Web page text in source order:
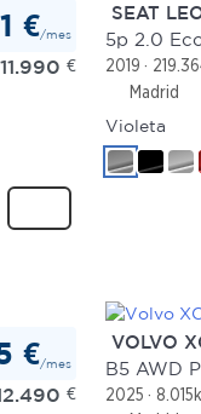
€/mes
11.990 €
SEAT
5p 2.0
2019
Madrid
Violeta
€/mes
€
VOLVO
B5 AWD
2025